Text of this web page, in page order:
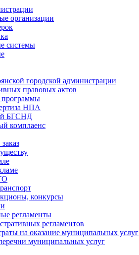
организации
системы
городской администрации
правовых актов
НПА
БГСНД
комплаенс
конкурсы
регламенты
регламентов
на оказание муниципальных услуг
муниципальных услуг